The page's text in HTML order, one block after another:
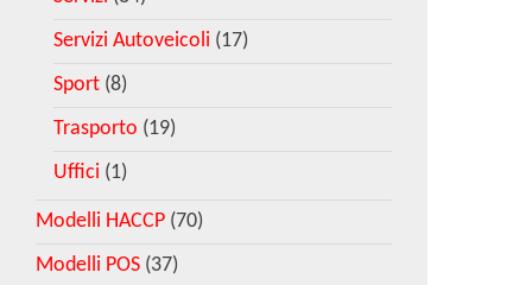
Servizi Autoveicoli (17)
Sport (8)
Trasporto (19)
Uffici (1)
Modelli HACCP (70)
Modelli POS (37)